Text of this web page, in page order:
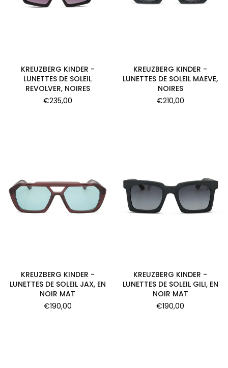
KREUZBERG KINDER -
LUNETTES DE SOLEIL
REVOLVER, NOIRES
Prix
€235,00
KREUZBERG KINDER -
LUNETTES DE SOLEIL MAEVE,
NOIRES
Prix
€210,00
KREUZBERG KINDER -
LUNETTES DE SOLEIL JAX, EN
NOIR MAT
Prix
€190,00
KREUZBERG KINDER -
LUNETTES DE SOLEIL GILI, EN
NOIR MAT
Prix
€190,00